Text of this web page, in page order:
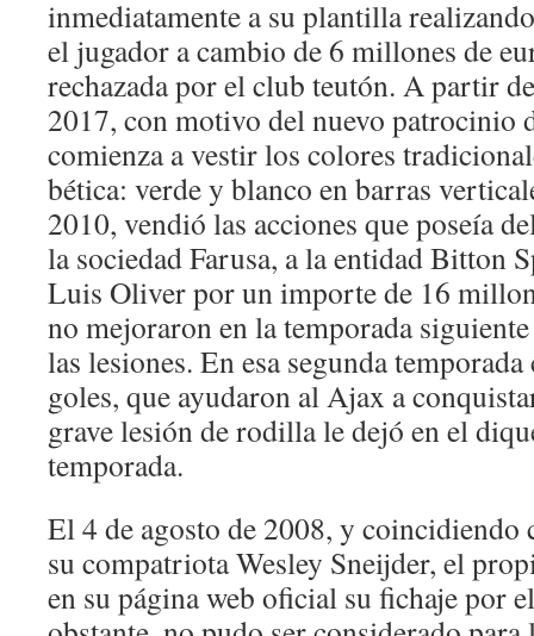
inmediatamente a su plantilla
el jugador a cambio de 6 millones de
rechazada por el club teutón. A partir
2017, con motivo del nuevo patrocinio
comienza a vestir los colores
bética: verde y blanco en barras
2010, vendió las acciones que poseía
la sociedad Farusa, a la entidad Bitton
Luis Oliver por un importe de 16
no mejoraron en la temporada
las lesiones. En esa segunda
goles, que ayudaron al Ajax a
grave lesión de rodilla le dejó en el
temporada.
El 4 de agosto de 2008, y coincidiendo
su compatriota Wesley Sneijder, el
en su página web oficial su fichaje por